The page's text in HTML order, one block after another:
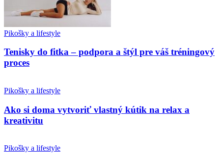
Pikošky a lifestyle
Tenisky do fitka – podpora a štýl pre váš tréningový
proces
Pikošky a lifestyle
Ako si doma vytvoriť vlastný kútik na relax a
kreativitu
Pikošky a lifestyle